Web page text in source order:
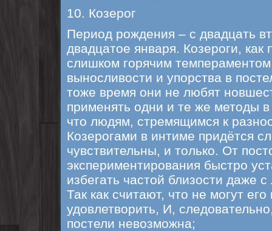
10. Козерог
Период рождения – с двадцать
двадцатое января. Козероги,
слишком горячим
выносливости и упорства в
тоже время они не любят
применять одни и те же методы в
что людям, стремящимся к
Козерогами в интиме придётся
чувствительны, и только. От
экспериментирования быстро
избегать частой близости даже
Так как считают, что не могут
удовлетворить, И,
постели невозможна;